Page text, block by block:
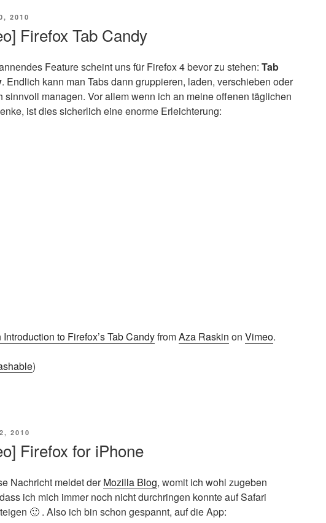
2010
Firefox Tab Candy
Feature scheint uns für Firefox 4 bevor zu stehen: Tab
. Endlich kann man Tabs dann gruppieren, laden, verschieben oder
sinnvoll managen. Vor allem wenn ich an meine offenen täglichen
ist dies sicherlich eine enorme Erleichterung:
Introduction to Firefox’s Tab CandyfromAza Raskin on Vimeo.
)
2010
Firefox for iPhone
Nachricht meldet derMozilla Blog, womit ich wohl zugeben
ich mich immer noch nicht durchringen konnte auf Safari
🙂 . Also ich bin schon gespannt, auf die App: